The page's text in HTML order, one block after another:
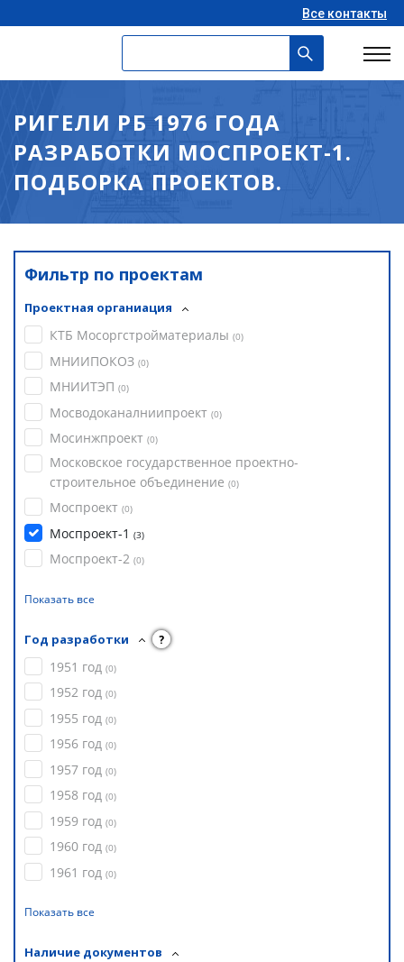
Все контакты
РИГЕЛИ РБ 1976 ГОДА
РАЗРАБОТКИ МОСПРОЕКТ-1.
ПОДБОРКА ПРОЕКТОВ.
Фильтр по проектам
Проектная органиация
КТБ Мосоргстройматериалы (0)
МНИИПОКОЗ (0)
МНИИТЭП (0)
Мосводоканалниипроект (0)
Мосинжпроект (0)
Московское государственное проектно-
строительное объединение (0)
Моспроект (0)
Моспроект-1 (3)
Моспроект-2 (0)
Показать все
Год разработки ?
1951 год (0)
1952 год (0)
1955 год (0)
1956 год (0)
1957 год (0)
1958 год (0)
1959 год (0)
1960 год (0)
1961 год (0)
Показать все
Наличие документов